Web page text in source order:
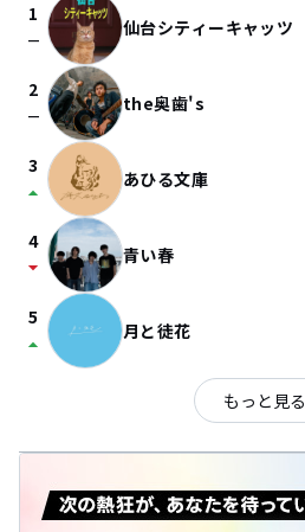
1
check_indeterminate_small 仙台シティーキャッツ
2
check_indeterminate_small the奥歯's
3
arrow_drop_up あひる文庫
4
arrow_drop_down 青い春
5
arrow_drop_up 月と徒花
もっと見る